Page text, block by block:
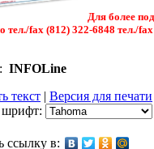
Для более
тел./fax (812) 322-6848 тел./
INFOLine
текст | Версия для печати
шрифт:
ссылку в: